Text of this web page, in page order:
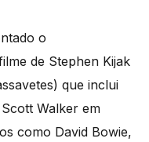
o
de Stephen Kijak
que inclui
Walker em
como David Bowie,